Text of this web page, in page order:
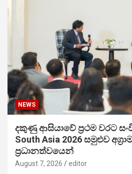
NEWS
දකුණු ආසියාවේ ප්‍රථම වරට
South Asia 2026 සමුළුව
ප්‍රධානත්වයෙන්
August 7, 2026 editor